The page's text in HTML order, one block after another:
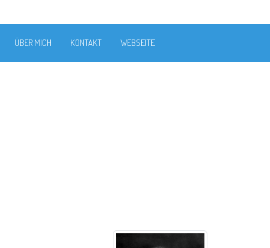
ÜBER MICH KONTAKT WEBSEITE